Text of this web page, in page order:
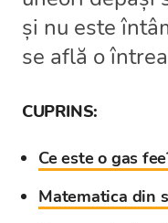
și nu este
se află o
CUPRINS:
Ce este o gas
Matematica din